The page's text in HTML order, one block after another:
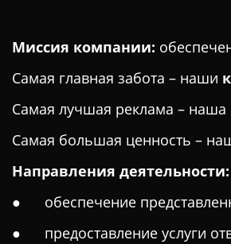
Миссия компании:
Самая главная забота – наши
Самая лучшая реклама – наша
Самая большая ценность –
Направления деятельности:
● обеспечение
● предоставление услуги